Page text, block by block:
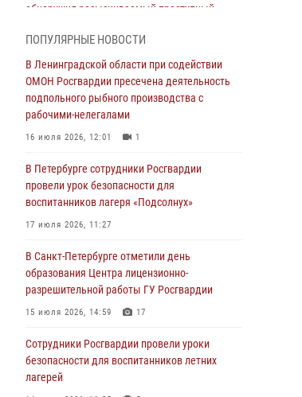
обнаружил разыскиваемый преступный
Петербургские росгвардейцы обнаружили
объявленный в розыск автомобиль, ранее
использовавшийся при совершении кражи в
В Зеленогорске сотрудники Росгвардии, став
очевидцами серьезного ДТП, вызвали на
пострадавшим
03 августа 2026, 14:15 3 1
Росгвардейцы приняли участие в Большом
03 августа 2026, 13:26 5
В Ленинградской области сотрудники
Росгвардии обнаружили пропавшего
ПОПУЛЯРНЫЕ НОВОСТИ
В Ленинградской области при содействии
ОМОН Росгвардии пресечена деятельность
подпольного рыбного производства с
рабочими-нелегалами
16 июля 2026, 12:01 1
В Петербурге сотрудники Росгвардии
провели урок безопасности для
воспитанников лагеря «Подсолнух»
17 июля 2026, 11:27
В Санкт-Петербурге отметили день
образования Центра лицензионно-
разрешительной работы ГУ Росгвардии
15 июля 2026, 14:59 17
Сотрудники Росгвардии провели уроки
безопасности для воспитанников летних
лагерей